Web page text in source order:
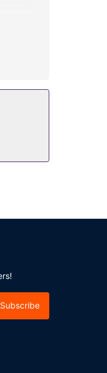
Subscribe